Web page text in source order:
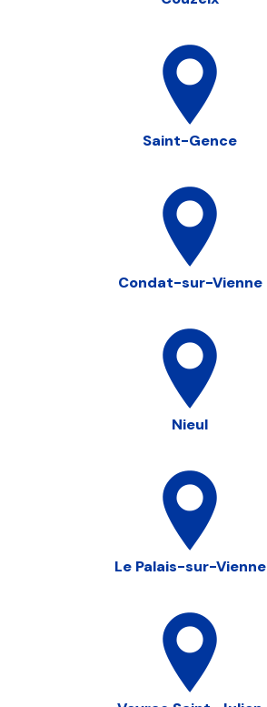
Saint-Gence
Condat-sur-Vienne
Nieul
Le Palais-sur-Vienne